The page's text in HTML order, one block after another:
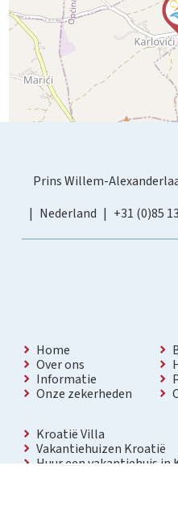
Prins Willem-
Nederland
+31 (0)85
Home
Over ons
Informatie
Onze zekerheden
Kroatië Villa
Vakantiehuizen Kroatië
Huur een vakantiehuis in